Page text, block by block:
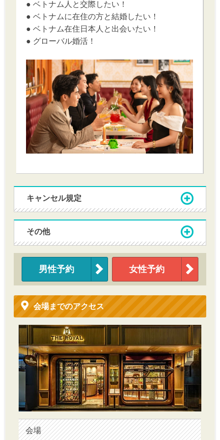
● ベトナム人と交際したい！
● ベトナムに在住の方と結婚したい！
● ベトナム在住日本人と出会いたい！
● グローバル婚活！
キャンセル規定
その他
男性予約 女性予約
会場までのアクセス
会場